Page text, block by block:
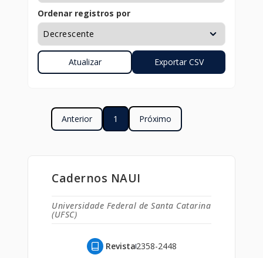
Ordenar registros por
Anterior 1 Próximo
Cadernos NAUI
Universidade Federal de Santa Catarina
(UFSC)
Revista2358-2448